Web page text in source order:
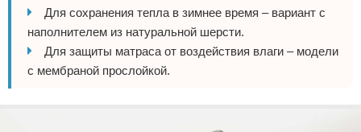
Для сохранения тепла в зимнее время – вариант с
наполнителем из натуральной шерсти.
Для защиты матраса от воздействия влаги – модели
с мембраной прослойкой.